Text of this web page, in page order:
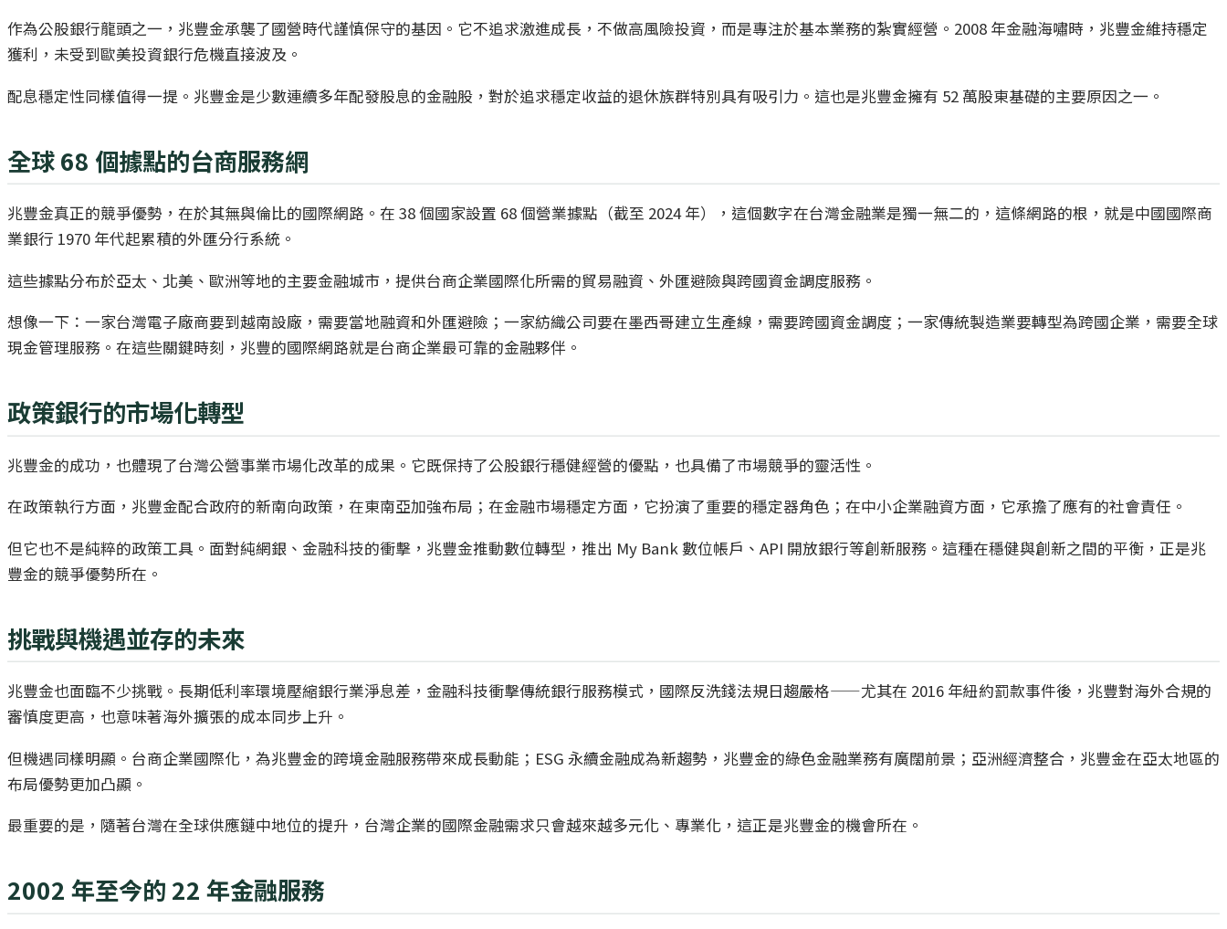
作為公股銀行龍頭之一，兆豐金承襲了國營時代謹慎保守的基因。它不追求激進成長，不做高風險投資，而是專注於基本業務的紮實經營。2008 年金融海嘯時，兆豐金維持穩定
獲利，未受到歐美投資銀行危機直接波及。
配息穩定性同樣值得一提。兆豐金是少數連續多年配發股息的金融股，對於追求穩定收益的退休族群特別具有吸引力。這也是兆豐金擁有 52 萬股東基礎的主要原因之一。
全球 68 個據點的台商服務網
兆豐金真正的競爭優勢，在於其無與倫比的國際網路。在 38 個國家設置 68 個營業據點（截至 2024 年），這個數字在台灣金融業是獨一無二的，這條網路的根，就是中國國際商
業銀行 1970 年代起累積的外匯分行系統。
這些據點分布於亞太、北美、歐洲等地的主要金融城市，提供台商企業國際化所需的貿易融資、外匯避險與跨國資金調度服務。
想像一下：一家台灣電子廠商要到越南設廠，需要當地融資和外匯避險；一家紡織公司要在墨西哥建立生產線，需要跨國資金調度；一家傳統製造業要轉型為跨國企業，需要全球
現金管理服務。在這些關鍵時刻，兆豐的國際網路就是台商企業最可靠的金融夥伴。
政策銀行的市場化轉型
兆豐金的成功，也體現了台灣公營事業市場化改革的成果。它既保持了公股銀行穩健經營的優點，也具備了市場競爭的靈活性。
在政策執行方面，兆豐金配合政府的新南向政策，在東南亞加強布局；在金融市場穩定方面，它扮演了重要的穩定器角色；在中小企業融資方面，它承擔了應有的社會責任。
但它也不是純粹的政策工具。面對純網銀、金融科技的衝擊，兆豐金推動數位轉型，推出 My Bank 數位帳戶、API 開放銀行等創新服務。這種在穩健與創新之間的平衡，正是兆
豐金的競爭優勢所在。
挑戰與機遇並存的未來
兆豐金也面臨不少挑戰。長期低利率環境壓縮銀行業淨息差，金融科技衝擊傳統銀行服務模式，國際反洗錢法規日趨嚴格——尤其在 2016 年紐約罰款事件後，兆豐對海外合規的
審慎度更高，也意味著海外擴張的成本同步上升。
但機遇同樣明顯。台商企業國際化，為兆豐金的跨境金融服務帶來成長動能；ESG 永續金融成為新趨勢，兆豐金的綠色金融業務有廣闊前景；亞洲經濟整合，兆豐金在亞太地區的
布局優勢更加凸顯。
最重要的是，隨著台灣在全球供應鏈中地位的提升，台灣企業的國際金融需求只會越來越多元化、專業化，這正是兆豐金的機會所在。
2002 年至今的 22 年金融服務